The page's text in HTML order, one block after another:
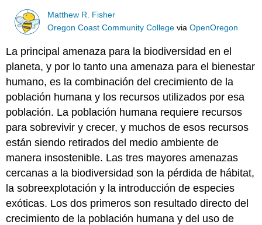
Matthew R. Fisher
Oregon Coast Community College viaOpenOregon
La principal amenaza para la biodiversidad en el
planeta, y por lo tanto una amenaza para el bienestar
humano, es la combinación del crecimiento de la
población humana y los recursos utilizados por esa
población. La población humana requiere recursos
para sobrevivir y crecer, y muchos de esos recursos
están siendo retirados del medio ambiente de
manera insostenible. Las tres mayores amenazas
cercanas a la biodiversidad son la pérdida de hábitat,
la sobreexplotación y la introducción de especies
exóticas. Los dos primeros son resultado directo del
crecimiento de la población humana y del uso de